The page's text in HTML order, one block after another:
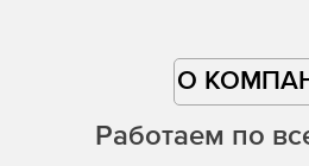
О
Работаем по